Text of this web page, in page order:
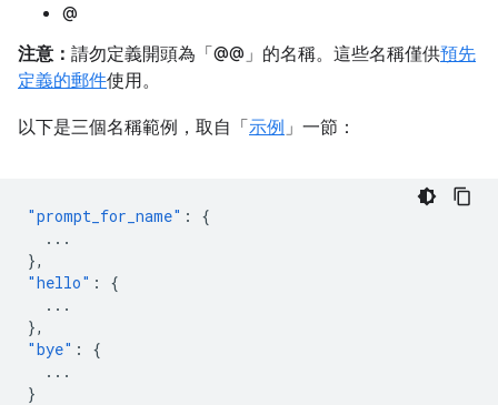
@
注意： 請勿定義開頭為「@@」的名稱。這些名稱僅供預先
定義的郵件使用。
以下是三個名稱範例，取自「 示例 」一節：
"prompt_for_name" :
{
...
},
"hello" :
{
...
},
"bye" :
{
...
}